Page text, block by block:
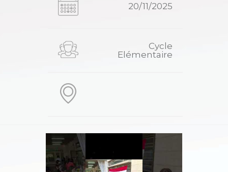
20/11/2025
Cycle
Elémentaire